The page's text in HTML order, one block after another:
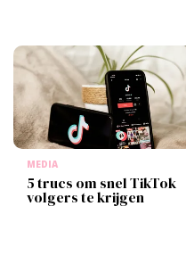
MEDIA
5 trucs om snel TikTok
volgers te krijgen